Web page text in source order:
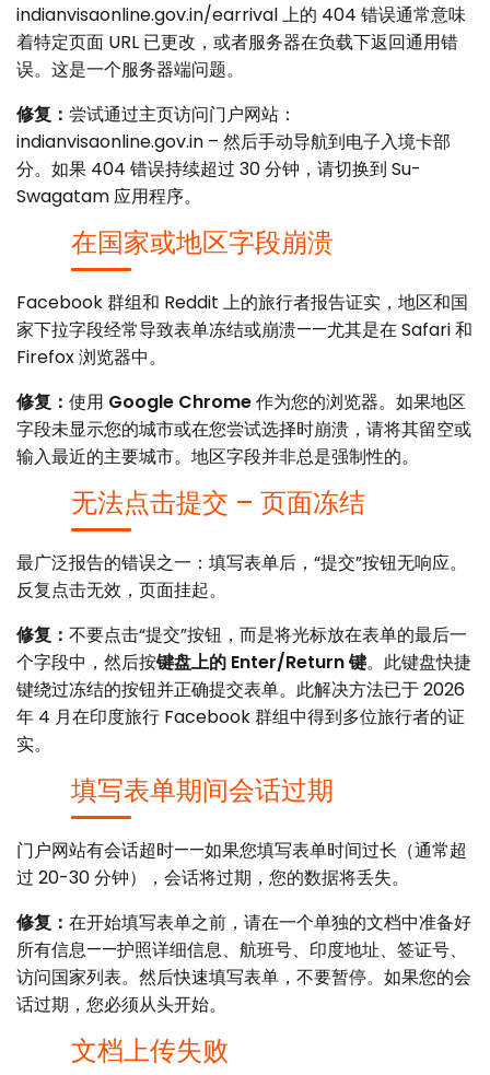
indianvisaonline.gov.in/earrival 上的 404 错误通常意味
着特定页面 URL 已更改，或者服务器在负载下返回通用错
误。这是一个服务器端问题。
修复： 尝试通过主页访问门户网站：
indianvisaonline.gov.in – 然后手动导航到电子入境卡部
分。如果 404 错误持续超过 30 分钟，请切换到 Su-
Swagatam 应用程序。
在国家或地区字段崩溃
Facebook 群组和 Reddit 上的旅行者报告证实，地区和国
家下拉字段经常导致表单冻结或崩溃——尤其是在 Safari 和
Firefox 浏览器中。
修复： 使用 Google Chrome作为您的浏览器。如果地区
字段未显示您的城市或在您尝试选择时崩溃，请将其留空或
输入最近的主要城市。地区字段并非总是强制性的。
无法点击提交 – 页面冻结
最广泛报告的错误之一：填写表单后，“提交”按钮无响应。
反复点击无效，页面挂起。
修复： 不要点击“提交”按钮，而是将光标放在表单的最后一
个字段中，然后按键盘上的 Enter/Return 键。此键盘快捷
键绕过冻结的按钮并正确提交表单。此解决方法已于 2026
年 4 月在印度旅行 Facebook 群组中得到多位旅行者的证
实。
填写表单期间会话过期
门户网站有会话超时——如果您填写表单时间过长（通常超
过 20-30 分钟），会话将过期，您的数据将丢失。
修复： 在开始填写表单之前，请在一个单独的文档中准备好
所有信息——护照详细信息、航班号、印度地址、签证号、
访问国家列表。然后快速填写表单，不要暂停。如果您的会
话过期，您必须从头开始。
文档上传失败